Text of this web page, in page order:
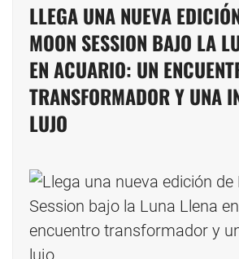
LLEGA UNA NUEVA
MOON SESSION BAJO LA
EN ACUARIO: UN
TRANSFORMADOR Y UNA
LUJO